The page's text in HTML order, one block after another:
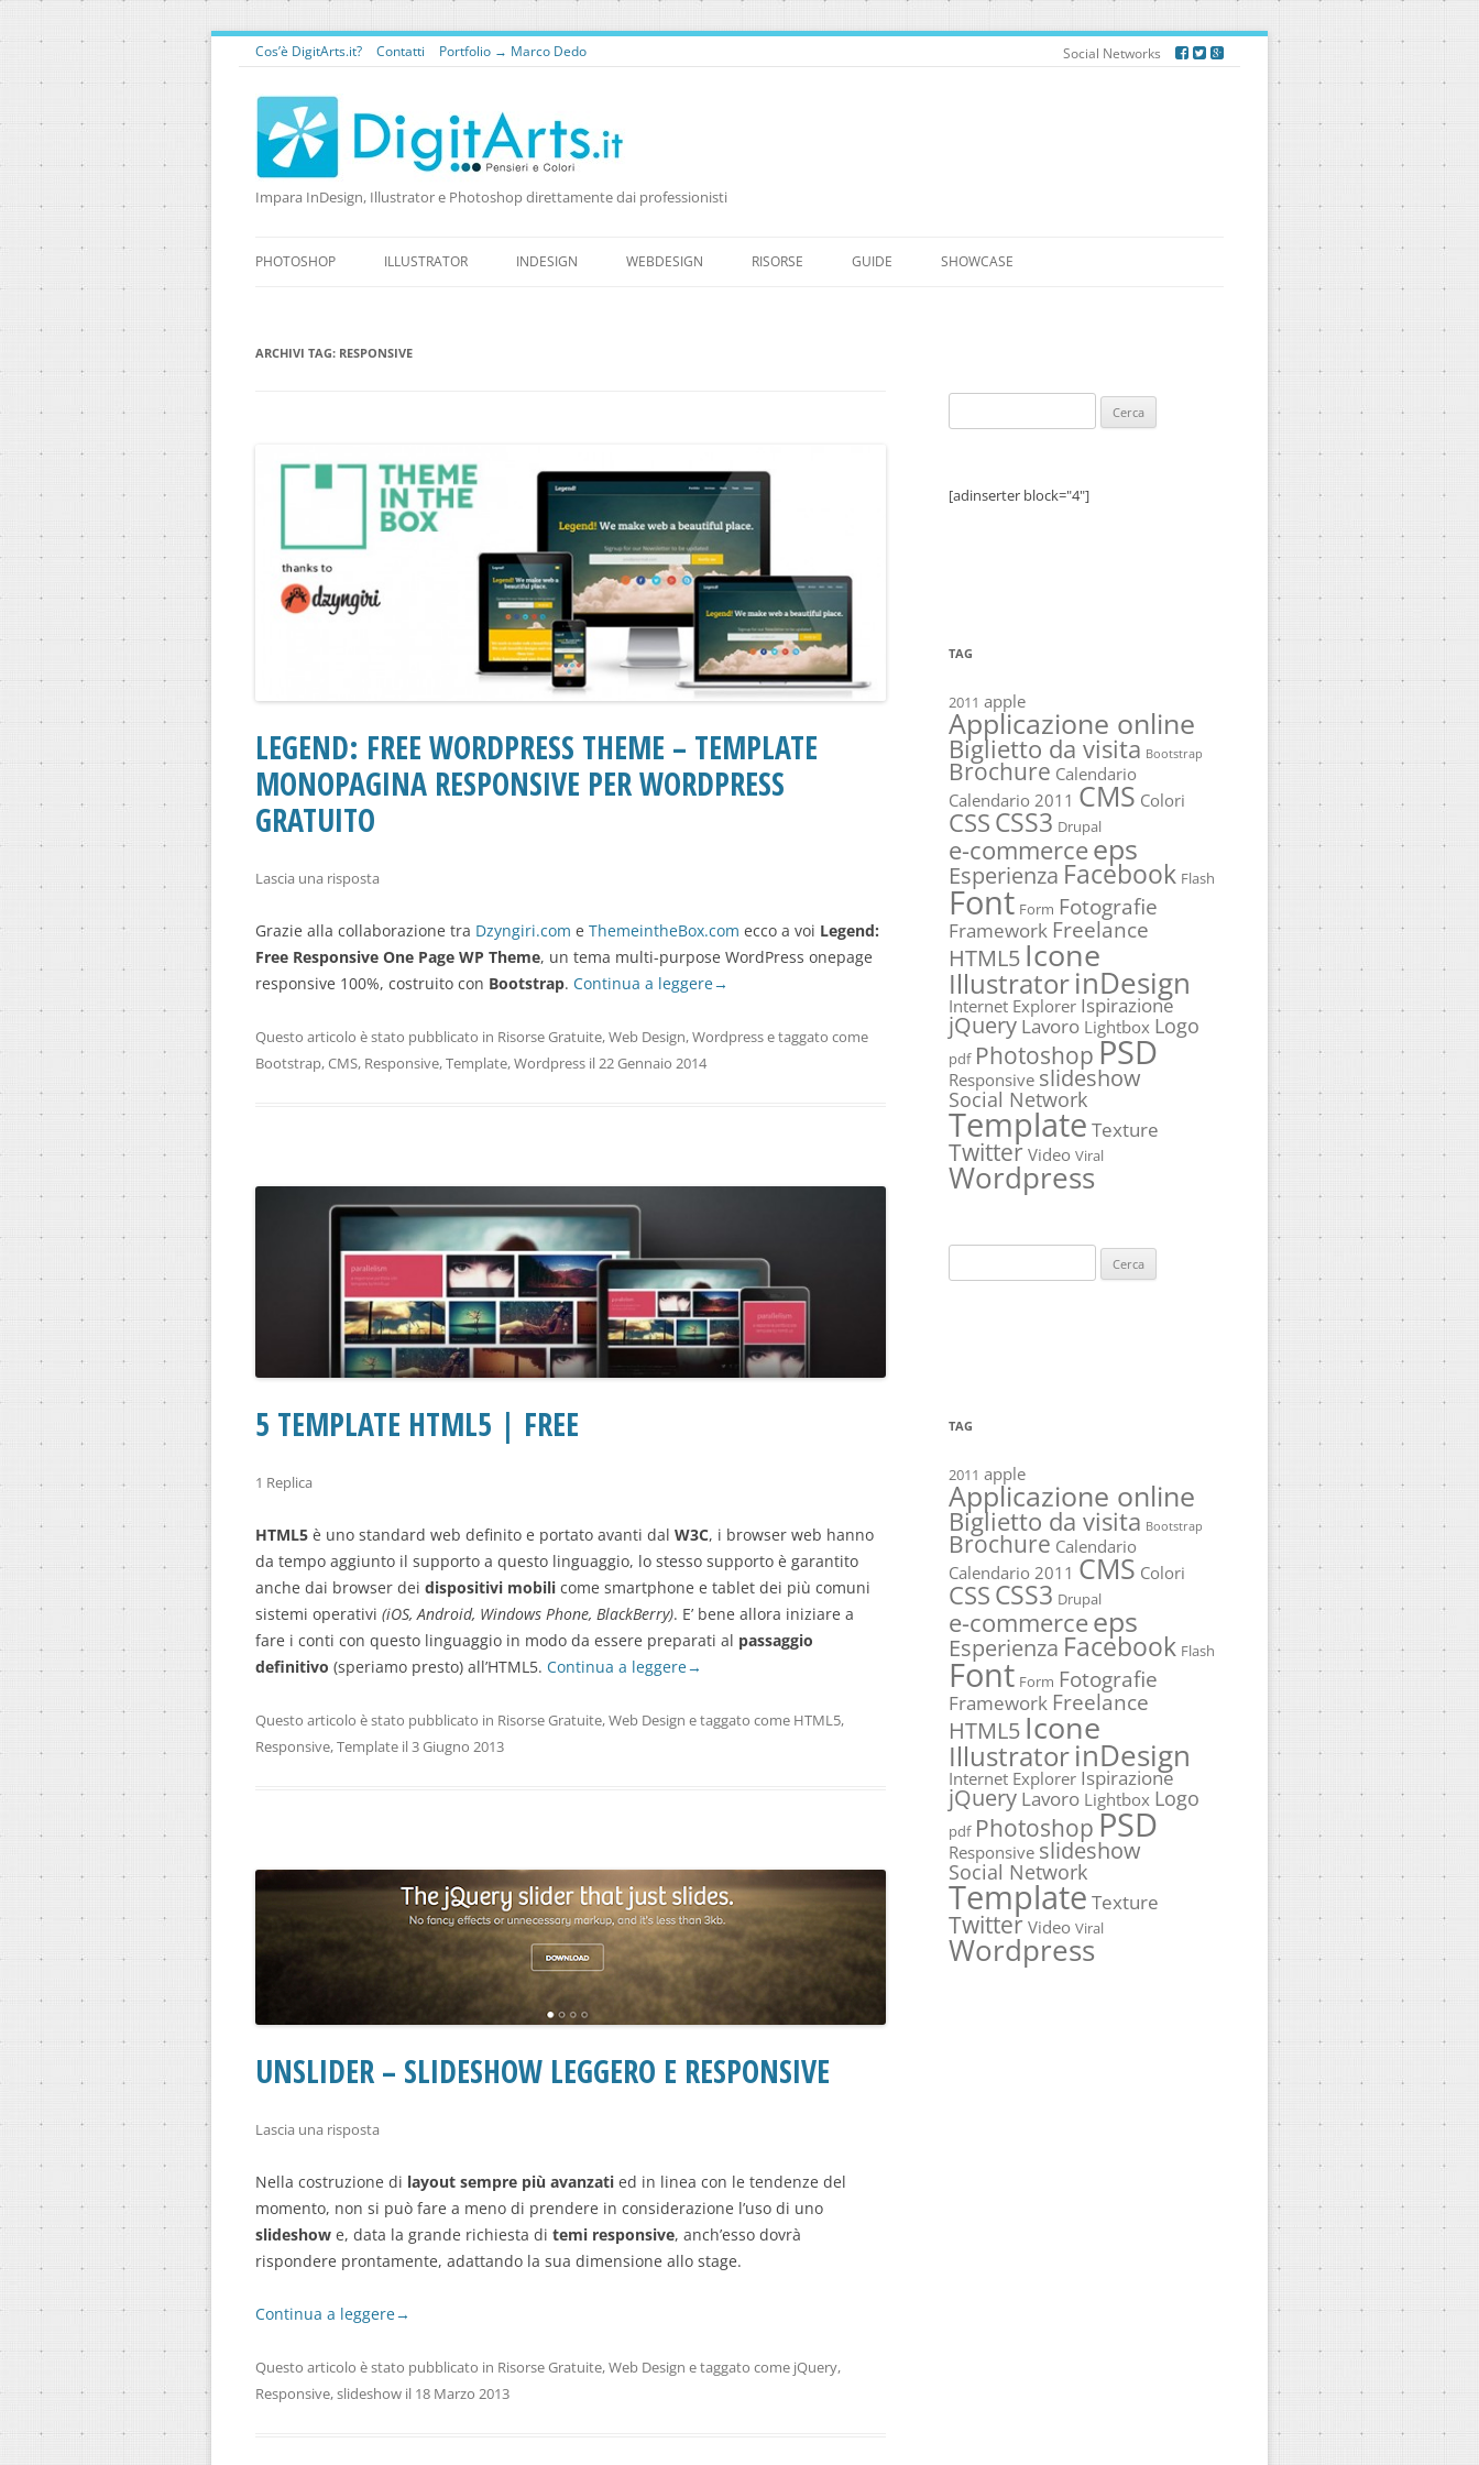
Cos’è DigitArts.it? Contatti Portfolio → Marco Dedo Social Networks
Impara InDesign, Illustrator e Photoshop direttamente dai professionisti
PHOTOSHOP ILLUSTRATOR INDESIGN WEBDESIGN RISORSE GUIDE SHOWCASE
ARCHIVI TAG: RESPONSIVE
LEGEND: FREE WORDPRESS THEME – TEMPLATE
MONOPAGINA RESPONSIVE PER WORDPRESS
GRATUITO
Lascia una risposta
Grazie alla collaborazione tra Dzyngiri.com e ThemeintheBox.com ecco a voi Legend:
Free Responsive One Page WP Theme, un tema multi-purpose WordPress onepage
responsive 100%, costruito con Bootstrap. Continua a leggere→
Questo articolo è stato pubblicato in Risorse Gratuite,Web Design,Wordpresse taggato come
Bootstrap,CMS, Responsive,Template,Wordpress il22 Gennaio 2014
5 TEMPLATE HTML5 | FREE
1 Replica
HTML5 è uno standard web definito e portato avanti dal W3C, i browser web hanno
da tempo aggiunto il supporto a questo linguaggio, lo stesso supporto è garantito
anche dai browser dei dispositivi mobili come smartphone e tablet dei più comuni
sistemi operativi (iOS, Android, Windows Phone, BlackBerry). E’ bene allora iniziare a
fare i conti con questo linguaggio in modo da essere preparati al passaggio
definitivo (speriamo presto) all’HTML5. Continua a leggere→
Questo articolo è stato pubblicato in Risorse Gratuite,Web Design e taggato come HTML5,
Responsive,Template il3 Giugno 2013
UNSLIDER – SLIDESHOW LEGGERO E RESPONSIVE
Lascia una risposta
Nella costruzione di layout sempre più avanzati ed in linea con le tendenze del
momento, non si può fare a meno di prendere in considerazione l’uso di uno
slideshow e, data la grande richiesta di temi responsive, anch’esso dovrà
rispondere prontamente, adattando la sua dimensione allo stage.
Continua a leggere→
Questo articolo è stato pubblicato in Risorse Gratuite,Web Design e taggato come jQuery,
Responsive,slideshow il 18 Marzo 2013
per:
[adinserter block="4"]
TAG
2011 apple
Applicazione online
Biglietto da visita Bootstrap
Brochure Calendario
Calendario 2011 CMS Colori
CSSCSS3 Drupal
e-commerceeps
Esperienza Facebook Flash
Font Form Fotografie
Framework Freelance
HTML5 Icone
IllustratorinDesign
Internet Explorer Ispirazione
jQuery Lavoro Lightbox Logo
pdf PhotoshopPSD
Responsive slideshow
Social Network
Template Texture
TwitterVideo Viral
Wordpress
per:
TAG
2011 apple
Applicazione online
Biglietto da visita Bootstrap
Brochure Calendario
Calendario 2011 CMS Colori
CSSCSS3 Drupal
e-commerceeps
Esperienza Facebook Flash
Font Form Fotografie
Framework Freelance
HTML5 Icone
IllustratorinDesign
Internet Explorer Ispirazione
jQuery Lavoro Lightbox Logo
pdf PhotoshopPSD
Responsive slideshow
Social Network
Template Texture
TwitterVideo Viral
Wordpress